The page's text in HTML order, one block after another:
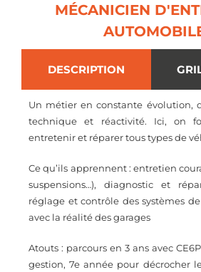
MÉCANICIEN
DESCRIPTION
Un métier en constante évolution,
technique et réactivité. Ici, on
entretenir et réparer tous types de
Ce qu’ils apprennent : entretien
suspensions…), diagnostic et
réglage et contrôle des systèmes
avec la réalité des garages
Atouts : parcours en 3 ans avec
gestion, 7e année pour décrocher